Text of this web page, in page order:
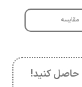
مقایسه
حاصل کنید!